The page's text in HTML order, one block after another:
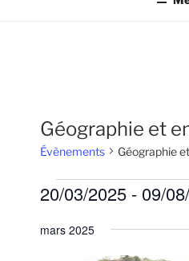
Géographie et
Évènements Géographie
Évènements
20/03/2025 - 09/
é
mars 2025